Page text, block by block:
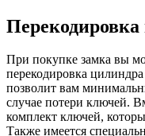
При покупке замка вы
перекодировка
позволит вам
случае потери ключей.
комплект ключей,
Также имеется